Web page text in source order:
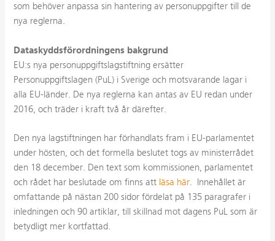
som behöver anpassa sin hantering av personuppgifter till de
nya reglerna.
Dataskyddsförordningens bakgrund
EU:s nya personuppgiftslagstiftning ersätter
Personuppgiftslagen (PuL) i Sverige och motsvarande lagar i
alla EU-länder. De nya reglerna kan antas av EU redan under
2016, och träder i kraft två år därefter.
Den nya lagstiftningen har förhandlats fram i EU-parlamentet
under hösten, och det formella beslutet togs av ministerrådet
den 18 december. Den text som kommissionen, parlamentet
och rådet har beslutade om finns att läsa här. Innehållet är
omfattande på nästan 200 sidor fördelat på 135 paragrafer i
inledningen och 90 artiklar, till skillnad mot dagens PuL som är
betydligt mer kortfattad.